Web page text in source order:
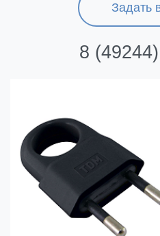
Задать
8